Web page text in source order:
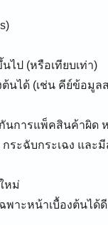
ไป (หรือเทียบเท่า)
ต้นได้ (เช่น คีย์ข้อมู
นการแพ็คสินค้าผิด
ระฉับกระเฉง และ
หม่
พาะหน้าเบื้องต้นได้ดี